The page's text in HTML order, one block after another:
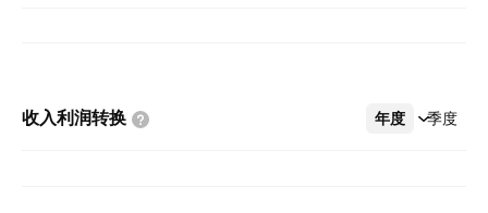
收入利润转换 年度 季度
更多